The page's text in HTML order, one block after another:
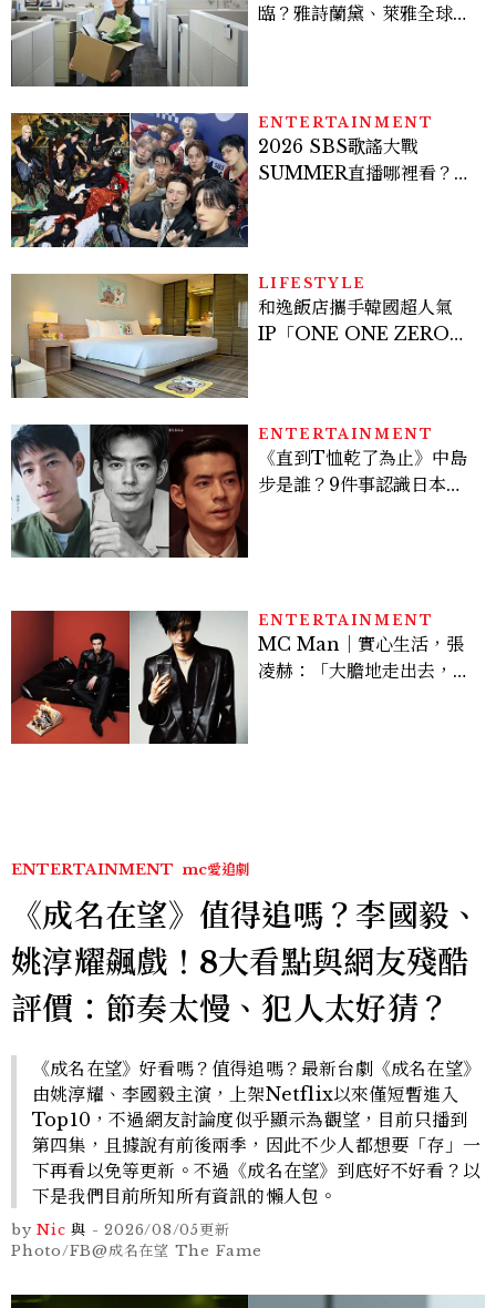
臨？雅詩蘭黛、萊雅全球裁
ENTERTAINMENT
2026 SBS歌謠大戰
SUMMER直播哪裡看？
LIFESTYLE
和逸飯店攜手韓國超人氣
IP「ONE ONE ZERO
ENTERTAINMENT
《直到T恤乾了為止》中島
步是誰？9件事認識日本
ENTERTAINMENT
MC Man｜實心生活，張
凌赫：「大膽地走出去，不
ENTERTAINMENT mc愛追劇
《成名在望》值得追嗎？李國毅、
姚淳耀飆戲！8大看點與網友殘酷
評價：節奏太慢、犯人太好猜？
《成名在望》好看嗎？值得追嗎？最新台劇《成名在望》
由姚淳耀、李國毅主演，上架Netflix以來僅短暫進入
Top10，不過網友討論度似乎顯示為觀望，目前只播到
第四集，且據說有前後兩季，因此不少人都想要「存」一
下再看以免等更新。不過《成名在望》到底好不好看？以
下是我們目前所知所有資訊的懶人包。
by Nic 與 -2026/08/05更新
Photo/FB@成名在望 The Fame